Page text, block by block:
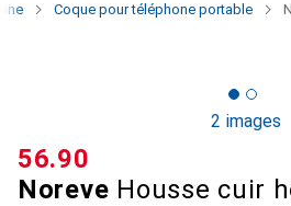
Coque pour téléphone portable
2 images
Noreve Housse cuir
CHF
56.90